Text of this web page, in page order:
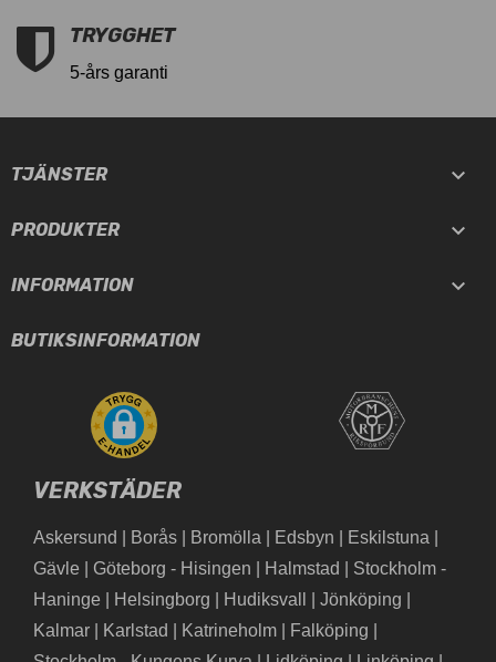
TRYGGHET
5-års garanti
TJÄNSTER 
PRODUKTER 
INFORMATION 
BUTIKSINFORMATION
VERKSTÄDER
Askersund Borås Bromölla Edsbyn Eskilstuna
Gävle
Göteborg - Hisingen Halmstad
Stockholm -
Haninge
Helsingborg Hudiksvall Jönköping
Kalmar
Karlstad Katrineholm Falköping